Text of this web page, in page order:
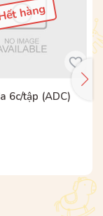
hàng
6c/tập (ADC)